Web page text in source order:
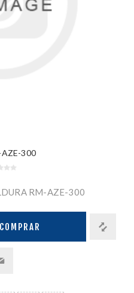
AZE-300
RM-AZE-300
COMPRAR